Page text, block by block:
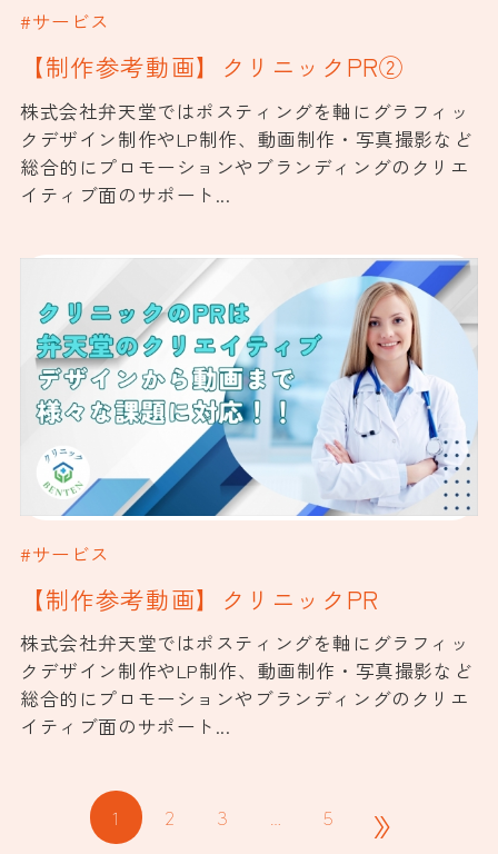
#サービス
【制作参考動画】クリニックPR②
株式会社弁天堂ではポスティングを軸にグラフィッ
クデザイン制作やLP制作、動画制作・写真撮影など
総合的にプロモーションやブランディングのクリエ
イティブ面のサポート...
#サービス
【制作参考動画】クリニックPR
株式会社弁天堂ではポスティングを軸にグラフィッ
クデザイン制作やLP制作、動画制作・写真撮影など
総合的にプロモーションやブランディングのクリエ
イティブ面のサポート...
1 2 3 5 »